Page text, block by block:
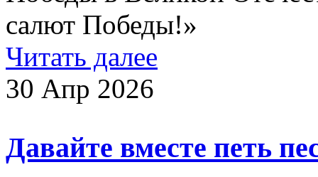
салют Победы!»
Читать далее
30 Апр 2026
Давайте вместе петь